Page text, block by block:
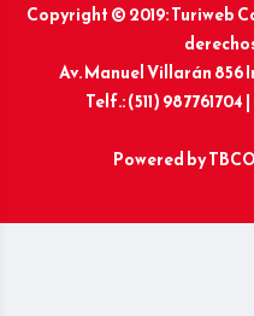
Copyright © 2019: Turiweb
Av. Manuel Villarán 856
Telf.: (511)
Powered by